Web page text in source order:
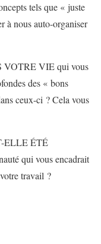
tels que « juste
à nous auto-organiser
VIE qui vous
des « bons
ceux-ci ? Cela vous
ELLE ÉTÉ
qui vous encadrait
travail ?